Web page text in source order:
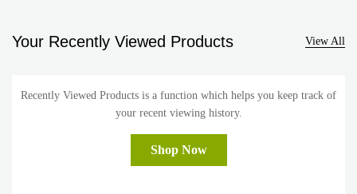
Your Recently Viewed Products View All
Recently Viewed Products is a function which helps you keep track of
your recent viewing history.
Shop Now